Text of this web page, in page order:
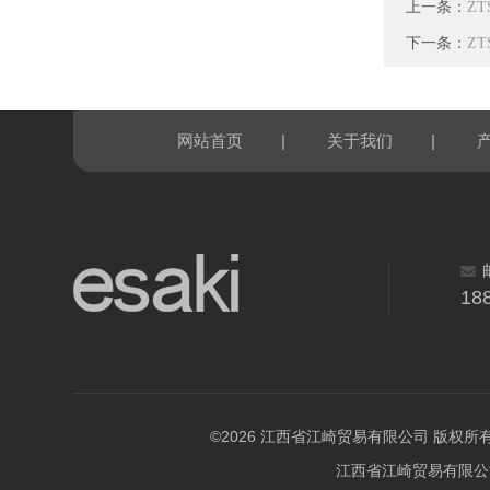
上一条：
下一条：
网站首页 | 关于我们 |
©2026 江西省江崎贸易有限公司 版权所
江西省江崎贸易有限